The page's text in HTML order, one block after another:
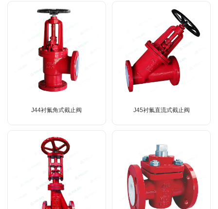
J44衬氟角式截止阀 J45衬氟直流式截止阀